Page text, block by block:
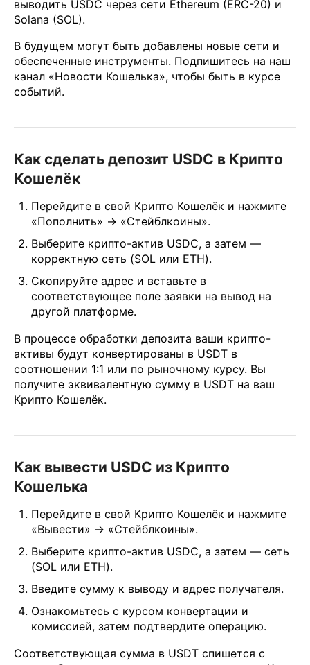
выводить USDC через сети Ethereum (ERC-20) и
Solana (SOL).
В будущем могут быть добавлены новые сети и
обеспеченные инструменты. Подпишитесь на наш
канал «Новости Кошелька», чтобы быть в курсе
событий.
Как сделать депозит USDC в Крипто
Кошелёк
Перейдите в свой Крипто Кошелёк и нажмите
«Пополнить» → «Стейблкоины».
Выберите крипто-актив USDC, а затем —
корректную сеть (SOL или ETH).
Скопируйте адрес и вставьте в
соответствующее поле заявки на вывод на
другой платформе.
В процессе обработки депозита ваши крипто-
активы будут конвертированы в USDT в
соотношении 1:1 или по рыночному курсу. Вы
получите эквивалентную сумму в USDT на ваш
Крипто Кошелёк.
Как вывести USDC из Крипто
Кошелька
Перейдите в свой Крипто Кошелёк и нажмите
«Вывести» → «Стейблкоины».
Выберите крипто-актив USDC, а затем — сеть
(SOL или ETH).
Введите сумму к выводу и адрес получателя.
Ознакомьтесь с курсом конвертации и
комиссией, затем подтвердите операцию.
Соответствующая сумма в USDT спишется с